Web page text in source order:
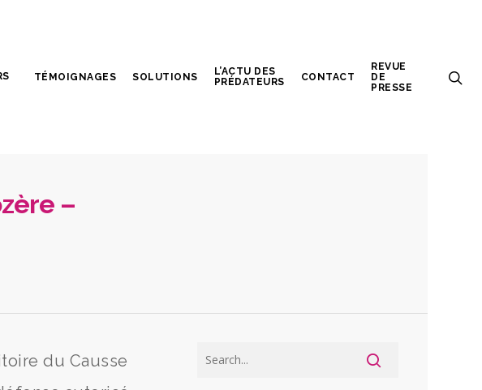
TÉMOIGNAGES SOLUTIONS
L’ACTU DES
PRÉDATEURS
CONTACT
REVUE
DE
PRESSE
–
du Causse